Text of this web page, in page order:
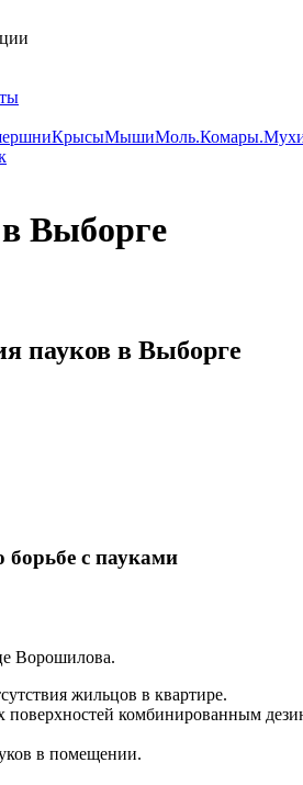
КрысыМышиМоль.Комары.
Выборге
пауков в Выборге
с пауками
Ворошилова.
жильцов в квартире.
поверхностей комбинированным
в помещении.